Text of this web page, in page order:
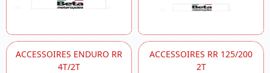
ACCESSOIRES ENDURO RR
4T/2T
ACCESSOIRES RR 125/200
2T